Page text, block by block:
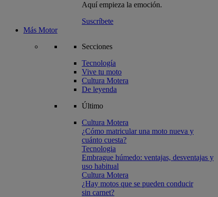
Aquí empieza la emoción.
Suscríbete
Más Motor
Secciones
Tecnología
Vive tu moto
Cultura Motera
De leyenda
Último
Cultura Motera
¿Cómo matricular una moto nueva y
cuánto cuesta?
Tecnologia
Embrague húmedo: ventajas, desventajas y
uso habitual
Cultura Motera
¿Hay motos que se pueden conducir
sin carnet?